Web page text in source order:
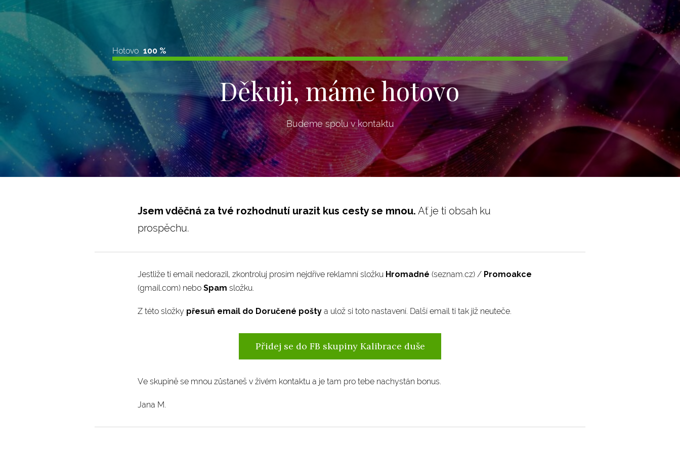
Hotovo 100 %
Děkuji, máme hotovo
Budeme spolu v kontaktu
Jsem vděčná za tvé rozhodnutí urazit kus cesty se mnou. Ať je ti obsah ku
prospěchu.
Jestliže ti email nedorazil, zkontroluj prosím nejdříve reklamní složku Hromadné (seznam.cz) / Promoakce
(gmail.com) nebo Spam složku.
Z této složky přesuň email do Doručené pošty a ulož si toto nastavení. Další email ti tak již neuteče.
Přidej se do FB skupiny Kalibrace duše
Ve skupině se mnou zůstaneš v živém kontaktu a je tam pro tebe nachystán bonus.
Jana M.